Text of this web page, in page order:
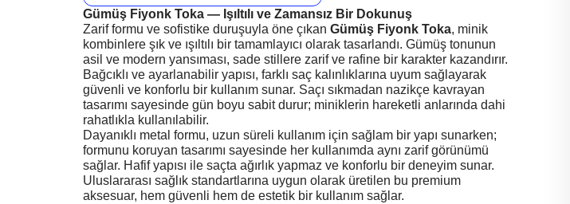
Gümüş Fiyonk Toka — Işıltılı ve Zamansız Bir Dokunuş
Zarif formu ve sofistike duruşuyla öne çıkanGümüş Fiyonk Toka, minik
kombinlere şık ve ışıltılı bir tamamlayıcı olarak tasarlandı. Gümüş tonunun
asil ve modern yansıması, sade stillere zarif ve rafine bir karakter kazandırır.
Bağcıklı ve ayarlanabilir yapısı, farklı saç kalınlıklarına uyum sağlayarak
güvenli ve konforlu bir kullanım sunar. Saçı sıkmadan nazikçe kavrayan
tasarımı sayesinde gün boyu sabit durur; miniklerin hareketli anlarında dahi
rahatlıkla kullanılabilir.
Dayanıklı metal formu, uzun süreli kullanım için sağlam bir yapı sunarken;
formunu koruyan tasarımı sayesinde her kullanımda aynı zarif görünümü
sağlar. Hafif yapısı ile saçta ağırlık yapmaz ve konforlu bir deneyim sunar.
Uluslararası sağlık standartlarına uygun olarak üretilen bu premium
aksesuar, hem güvenli hem de estetik bir kullanım sağlar.